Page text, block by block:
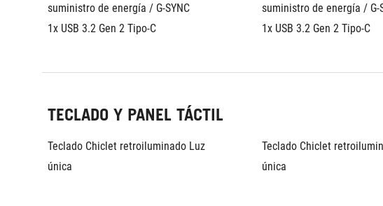
suministro de energía / G-SYNC
1x USB 3.2 Gen 2 Tipo-C
suministro de energía / G-
1x USB 3.2 Gen 2 Tipo-C
TECLADO Y PANEL TÁCTIL
Teclado Chiclet retroiluminado Luz
única
Teclado Chiclet
única